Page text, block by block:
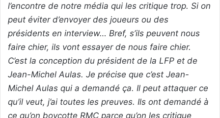
l’encontre de notre média qui les critique trop. Si on
peut éviter d’envoyer des joueurs ou des
présidents en interview… Bref, s’ils peuvent nous
faire chier, ils vont essayer de nous faire chier.
C’est la conception du président de la LFP et de
Jean-Michel Aulas. Je précise que c’est Jean-
Michel Aulas qui a demandé ça. Il peut attaquer ce
qu’il veut, j’ai toutes les preuves. Ils ont demandé à
ce qu’on boycotte RMC parce qu’on les critique